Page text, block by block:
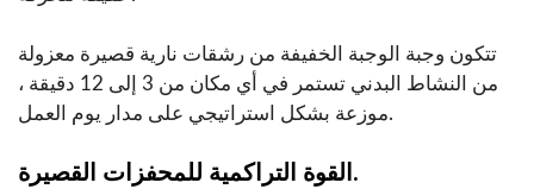
تتكون وجبة الوجبة الخفيفة من رشقات نارية قصيرة معزولة
من النشاط البدني تستمر في أي مكان من 3 إلى 12 دقيقة ،
موزعة بشكل استراتيجي على مدار يوم العمل.
القوة التراكمية للمحفزات القصيرة.